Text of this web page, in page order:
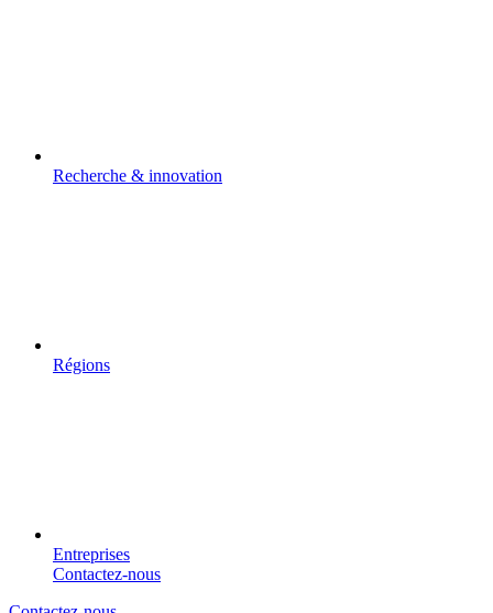
Recherche & innovation
Régions
Entreprises
Contactez-nous